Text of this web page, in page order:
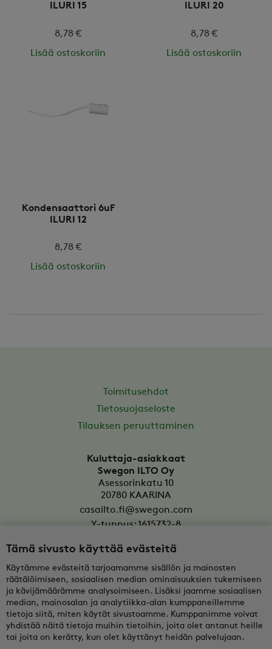
ILURI 15
8,78 €
Lisää ostoskoriin
ILURI 20
8,78 €
Lisää ostoskoriin
Kondensaattori 6uF
ILURI 12
8,78 €
Lisää ostoskoriin
Toimitusehdot
Tietosuojaseloste
Tilauksen peruuttaminen
Kuluttaja-asiakkaat
Swegon ILTO Oy
Asessorinkatu 10
20780 KAARINA
casailto.fi@swegon.com
Y-tunnus: 1615732-8
Yritysasiakkaat
Oy Swegon Ab
Bertel Jungin aukio 7
FI-02600 ESPOO
tekninentuki@swegon.fi
Y-tunnus: 0108352-2
Tämä sivusto käyttää evästeitä
Käytämme evästeitä tarjoamamme sisällön ja mainosten
räätälöimiseen, sosiaalisen median ominaisuuksien tukemiseen
ja kävijämäärämme analysoimiseen. Lisäksi jaamme sosiaalisen
median, mainosalan ja analytiikka-alan kumppaneillemme
tietoja siitä, miten käytät sivustoamme. Kumppanimme voivat
yhdistää näitä tietoja muihin tietoihin, joita olet antanut heille
tai joita on kerätty, kun olet käyttänyt heidän palvelujaan.